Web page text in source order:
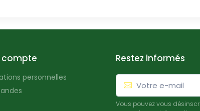
compte
personnelles
Restez informés
Vous pouvez vous